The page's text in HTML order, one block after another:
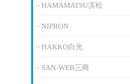
HAMAMATSU滨松
NIPRON
HAKKO白光
SAN-WEB三商